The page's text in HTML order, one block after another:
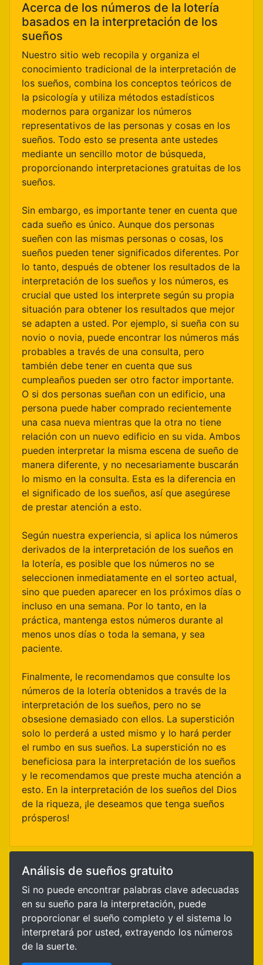
Acerca de los números de la lotería
basados en la interpretación de los
sueños
Nuestro sitio web recopila y organiza el
conocimiento tradicional de la interpretación de
los sueños, combina los conceptos teóricos de
la psicología y utiliza métodos estadísticos
modernos para organizar los números
representativos de las personas y cosas en los
sueños. Todo esto se presenta ante ustedes
mediante un sencillo motor de búsqueda,
proporcionando interpretaciones gratuitas de los
sueños.
Sin embargo, es importante tener en cuenta que
cada sueño es único. Aunque dos personas
sueñen con las mismas personas o cosas, los
sueños pueden tener significados diferentes. Por
lo tanto, después de obtener los resultados de la
interpretación de los sueños y los números, es
crucial que usted los interprete según su propia
situación para obtener los resultados que mejor
se adapten a usted. Por ejemplo, si sueña con su
novio o novia, puede encontrar los números más
probables a través de una consulta, pero
también debe tener en cuenta que sus
cumpleaños pueden ser otro factor importante.
O si dos personas sueñan con un edificio, una
persona puede haber comprado recientemente
una casa nueva mientras que la otra no tiene
relación con un nuevo edificio en su vida. Ambos
pueden interpretar la misma escena de sueño de
manera diferente, y no necesariamente buscarán
lo mismo en la consulta. Esta es la diferencia en
el significado de los sueños, así que asegúrese
de prestar atención a esto.
Según nuestra experiencia, si aplica los números
derivados de la interpretación de los sueños en
la lotería, es posible que los números no se
seleccionen inmediatamente en el sorteo actual,
sino que pueden aparecer en los próximos días o
incluso en una semana. Por lo tanto, en la
práctica, mantenga estos números durante al
menos unos días o toda la semana, y sea
paciente.
Finalmente, le recomendamos que consulte los
números de la lotería obtenidos a través de la
interpretación de los sueños, pero no se
obsesione demasiado con ellos. La superstición
solo lo perderá a usted mismo y lo hará perder
el rumbo en sus sueños. La superstición no es
beneficiosa para la interpretación de los sueños
y le recomendamos que preste mucha atención a
esto. En la interpretación de los sueños del Dios
de la riqueza, ¡le deseamos que tenga sueños
prósperos!
Análisis de sueños gratuito
Si no puede encontrar palabras clave adecuadas
en su sueño para la interpretación, puede
proporcionar el sueño completo y el sistema lo
interpretará por usted, extrayendo los números
de la suerte.